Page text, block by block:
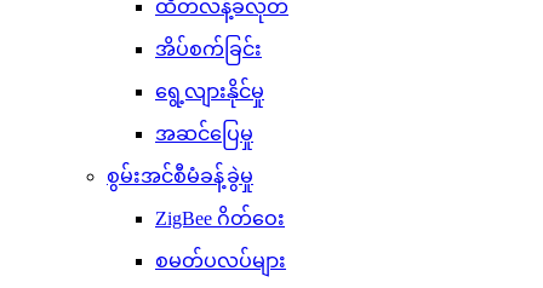
ထိတ်လန့်ခလုတ်
အိပ်စက်ခြင်း
ရွေ့လျားနိုင်မှု
အဆင်ပြေမှု
စွမ်းအင်စီမံခန့်ခွဲမှု
ZigBee ဂိတ်ဝေး
စမတ်ပလပ်များ